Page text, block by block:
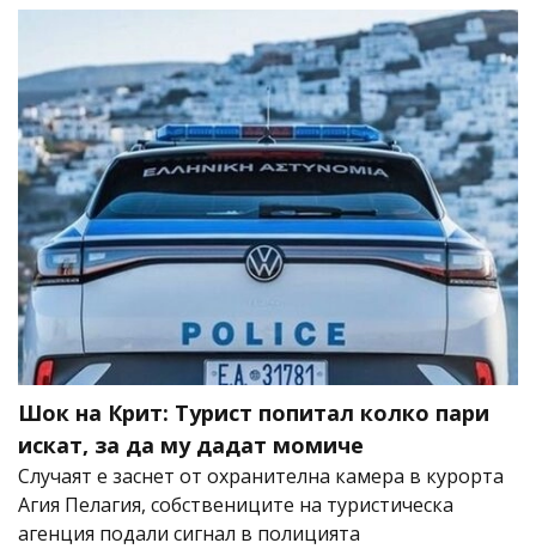
Шок на Крит: Турист попитал колко пари
искат, за да му дадат момиче
Случаят е заснет от охранителна камера в курорта
Агия Пелагия, собствениците на туристическа
агенция подали сигнал в полицията